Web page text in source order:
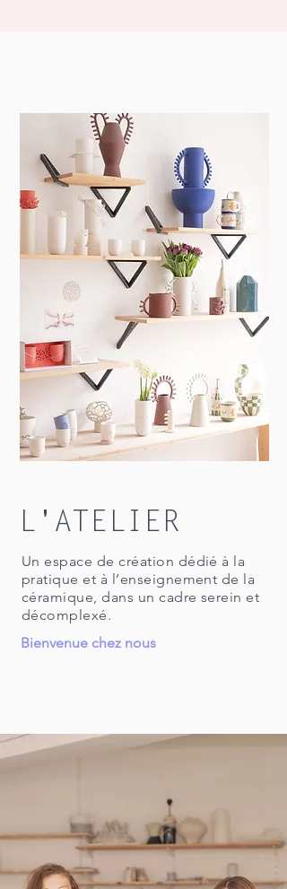
L'ATELIER
Un espace de création dédié à la
pratique et à l’enseignement de la
céramique, dans un cadre serein et
décomplexé.
Bienvenue chez nous